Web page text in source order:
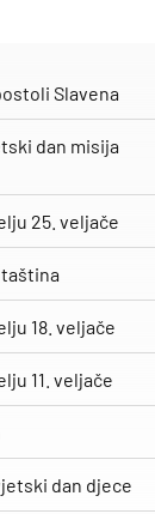
Slavena
dan misija
25. veljače
taština
18. veljače
11. veljače
dan djece